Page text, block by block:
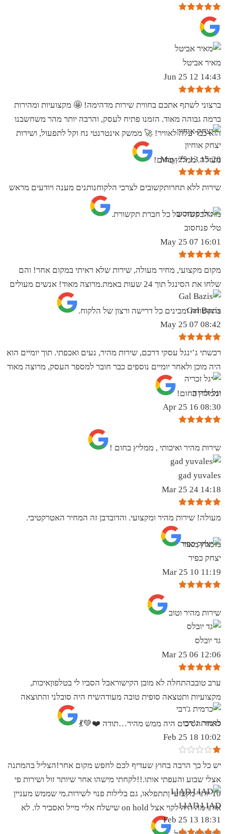
מאיר אביטל
14:43 12 Jun 25
ברצוני לשתף אתכם בחווית שירות מדהימה! 🤩 מקצועיות ומהירות
ברמה גבוהה מאוד. הזמנו פתיח לעסק, והרבה יותר מהר משחשבנו
הוא כבר עלה לאוויר! 🚀 ממשק אינטרנטי נח וקל לתפעול, ושירות
מעולה. ממליץ בחום!
יצחק אוחיון
15:20 13 May 25
שירות ללא תחרותקשובים לצרכי הלקוחנותנים מענה ויודעים מראש
מה הבקשה של כל חברת תקשורת.
טלי פנחסוב
16:01 07 May 25
מקום מקצועי, מחיר מעולה, שירות שלא ראיתי במקום אחר! והם
שלחו את הסינגל תוך 24 שעות באמת.מרוצה מאוד! אנשים מעולים
בתקשורת ומבינים כל דרישה ורצון של הלקוח.
Gal Bazis
08:42 07 May 25
רכשתי ג’ינגל עסקי דרכם, שירות מהיר, נעים ואכפתי. תוך יומיים הוא
היה מוכן ולאחר יומיים נוספים כבר חובר למספר העסק, מרוצה מאוד
וממליץ בחום!
יגל זכריה
08:30 16 Apr 25
שירות מהיר ואיכותי , ממליץ בחום !
gad yuvales
14:18 24 Mar 25
מעולה! שירות מהיר ומקצועי. והדובדבן זה המחיר האטרקטיבי.
מומלץ מאוד
יצחק כפיר
11:19 10 Mar 25
שירות מהיר וטוב
גד יובלס
12:06 06 Mar 25
ערב טובבהתחלה לא מובן הקישוראבל הסביו לי בטלפוןאיכות,
מקצועיות ותטצאה סופית טובה מעודהשיח היה סובלני והתוצאה
לאחר הסיכום היה ממש מהיר…תודה ❤️💚💃
כרמית ג’רבי
10:02 18 Feb 25
יש כל כך הרבה בחוץ שעדיף לכם לחפש מקום אחר!הצליל בהמתנה
אצלי שבוע והעפתי אותו.!!לקחתי מישהו אחר שיותר זול ושירות פי
10 יותר מקצועי ןתתפלאו, גם בלילות פנוי לשירות.מי שממש מעניין
אותו מה היה לקוי אצל on hold שישלח אליי מייל ואסביר לו. לא
LIAD LIAD
18:31 13 Feb 25